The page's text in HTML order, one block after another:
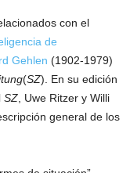
con el
de
Gehlen (1902-1979)
(SZ). En su edición
SZ , Uwe Ritzer y Willi
general de los